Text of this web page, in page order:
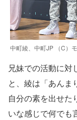
中町綾、中町JP （C）
兄妹での活動に対
と、綾は「あんま
自分の素を出せた
いな感じで何でも